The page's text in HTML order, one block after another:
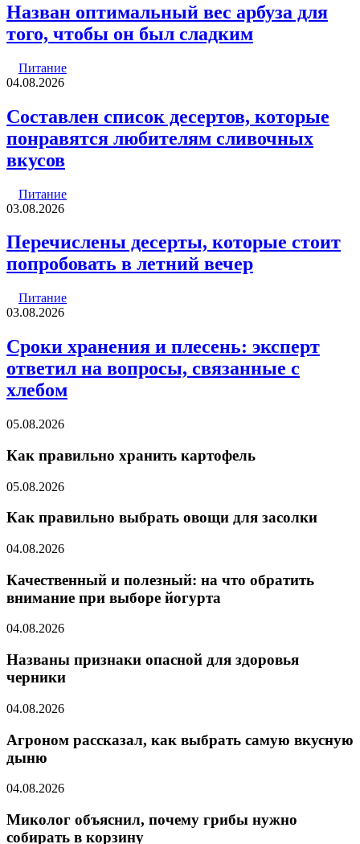
Назван оптимальный вес арбуза для
того, чтобы он был сладким
Питание
04.08.2026
Составлен список десертов, которые
понравятся любителям сливочных
вкусов
Питание
03.08.2026
Перечислены десерты, которые стоит
попробовать в летний вечер
Питание
03.08.2026
Сроки хранения и плесень: эксперт
ответил на вопросы, связанные с
хлебом
05.08.2026
Как правильно хранить картофель
05.08.2026
Как правильно выбрать овощи для засолки
04.08.2026
Качественный и полезный: на что обратить
внимание при выборе йогурта
04.08.2026
Названы признаки опасной для здоровья
черники
04.08.2026
Агроном рассказал, как выбрать самую вкусную
дыню
04.08.2026
Миколог объяснил, почему грибы нужно
собирать в корзину